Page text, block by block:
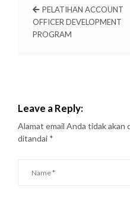
PELATIHAN ACCOUNT
OFFICER DEVELOPMENT
PROGRAM
Leave a Reply:
Alamat email Anda tidak akan
ditandai *